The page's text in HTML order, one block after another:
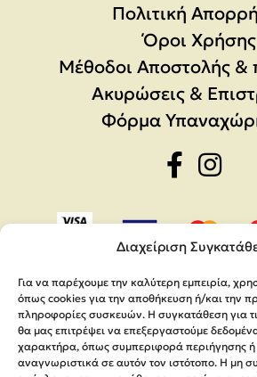
Διαχείριση
Για να παρέχουμε την καλύτερη εμπειρία,
όπως cookies για την αποθήκευση ή/και την
πληροφορίες συσκευών. Η συγκατάθεση για
θα μας επιτρέψει να επεξεργαστούμε
χαρακτήρα, όπως συμπεριφορά περιήγησης ή
αναγνωριστικά σε αυτόν τον ιστότοπο. Η μη
Πολιτική
Όροι Χρήσης
Μέθοδοι Αποστολής &
Ακυρώσεις &
Φόρμα